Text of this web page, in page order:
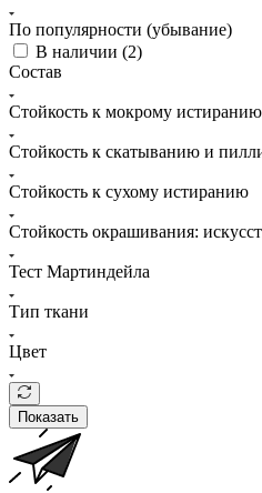
По популярности (убывание)
В наличии (2)
Состав
Стойкость к мокрому истиранию
Стойкость к скатыванию и
Стойкость к сухому истиранию
Стойкость окрашивания:
Тест Мартиндейла
Тип ткани
Цвет
Показать